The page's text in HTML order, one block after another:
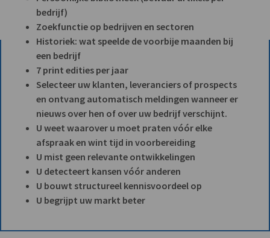
bedrijf)
Zoekfunctie op bedrijven en sectoren
Historiek: wat speelde de voorbije maanden bij
een bedrijf
7 print edities per jaar
Selecteer uw klanten, leveranciers of prospects
en ontvang automatisch meldingen wanneer er
nieuws over hen of over uw bedrijf verschijnt.
U weet waarover u moet praten vóór elke
afspraak en wint tijd in voorbereiding
U mist geen relevante ontwikkelingen
U detecteert kansen vóór anderen
U bouwt structureel kennisvoordeel op
U begrijpt uw markt beter